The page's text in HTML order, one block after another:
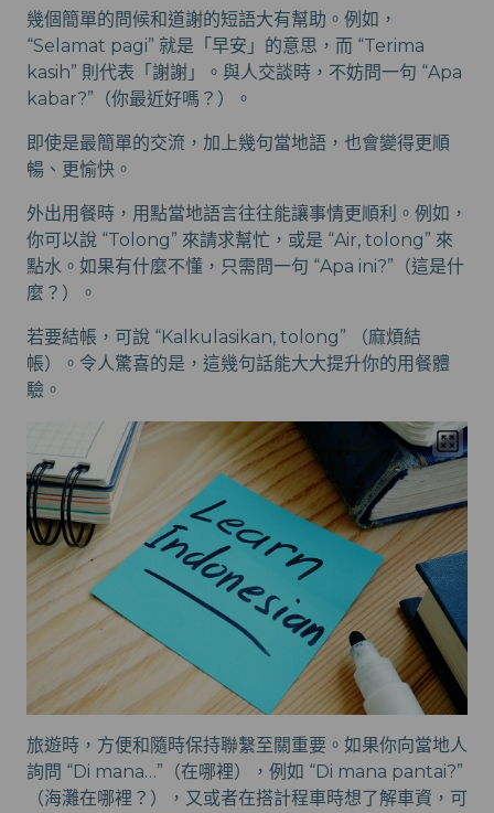
幾個簡單的問候和道謝的短語大有幫助。例如，
“Selamat pagi” 就是「早安」的意思，而 “Terima
kasih” 則代表「謝謝」。與人交談時，不妨問一句 “Apa
kabar?”（你最近好嗎？）。
即使是最簡單的交流，加上幾句當地語，也會變得更順
暢、更愉快。
外出用餐時，用點當地語言往往能讓事情更順利。例如，
你可以說 “Tolong” 來請求幫忙，或是 “Air, tolong” 來
點水。如果有什麼不懂，只需問一句 “Apa ini?”（這是什
麼？）。
若要結帳，可說 “Kalkulasikan, tolong” （麻煩結
帳）。令人驚喜的是，這幾句話能大大提升你的用餐體
驗。
旅遊時，方便和隨時保持聯繫至關重要。如果你向當地人
詢問 “Di mana…”（在哪裡），例如 “Di mana pantai?”
（海灘在哪裡？），又或者在搭計程車時想了解車資，可